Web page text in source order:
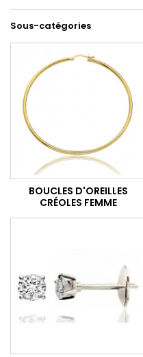
Sous-catégories
BOUCLES D'OREILLES
CRÉOLES FEMME